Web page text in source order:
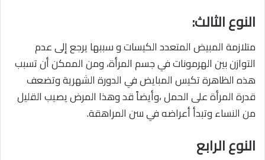
النوع الثالث:
متلازمة المبيض المتعدد الكيسات و سببها يرجع إلى عدم
التوازن بين الهرمونات في جسم المرأة، ومن الممكن أن تسبب
هذه الظاهرة تكيس المبايض في الدورة الشهرية وتضعف
قدرة المرأة على الحمل ،وأيضاً قد وهذا المرض يصيب القليل
من النساء وتبدأ أعراضه في سن المراهقة.
النوع الرابع